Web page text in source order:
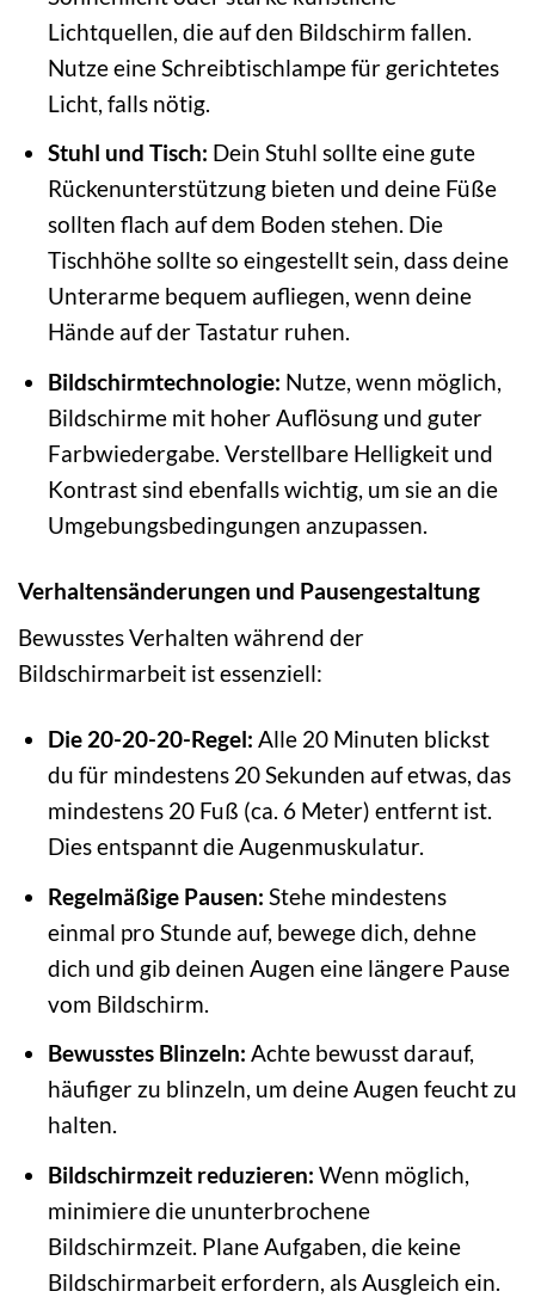
Lichtquellen, die auf den Bildschirm fallen.
Nutze eine Schreibtischlampe für gerichtetes
Licht, falls nötig.
Stuhl und Tisch: Dein Stuhl sollte eine gute
Rückenunterstützung bieten und deine Füße
sollten flach auf dem Boden stehen. Die
Tischhöhe sollte so eingestellt sein, dass deine
Unterarme bequem aufliegen, wenn deine
Hände auf der Tastatur ruhen.
Bildschirmtechnologie: Nutze, wenn möglich,
Bildschirme mit hoher Auflösung und guter
Farbwiedergabe. Verstellbare Helligkeit und
Kontrast sind ebenfalls wichtig, um sie an die
Umgebungsbedingungen anzupassen.
Verhaltensänderungen und Pausengestaltung
Bewusstes Verhalten während der
Bildschirmarbeit ist essenziell:
Die 20-20-20-Regel: Alle 20 Minuten blickst
du für mindestens 20 Sekunden auf etwas, das
mindestens 20 Fuß (ca. 6 Meter) entfernt ist.
Dies entspannt die Augenmuskulatur.
Regelmäßige Pausen: Stehe mindestens
einmal pro Stunde auf, bewege dich, dehne
dich und gib deinen Augen eine längere Pause
vom Bildschirm.
Bewusstes Blinzeln: Achte bewusst darauf,
häufiger zu blinzeln, um deine Augen feucht zu
halten.
Bildschirmzeit reduzieren: Wenn möglich,
minimiere die ununterbrochene
Bildschirmzeit. Plane Aufgaben, die keine
Bildschirmarbeit erfordern, als Ausgleich ein.